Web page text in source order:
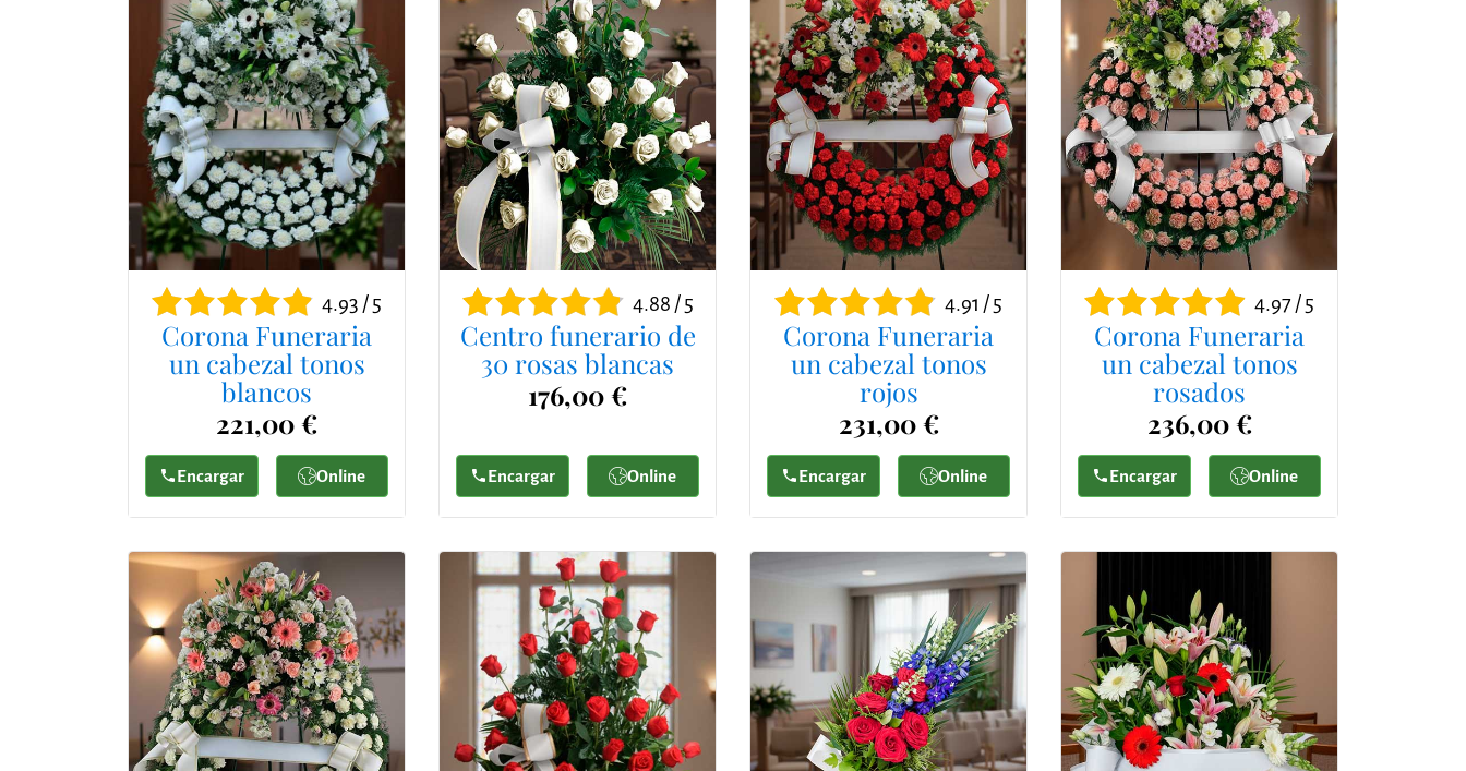
4.93 / 5
Corona Funeraria
un cabezal tonos
blancos
221,00 €
Encargar Online
4.88 / 5
Centro funerario de
30 rosas blancas
176,00 €
Encargar Online
4.91 / 5
Corona Funeraria
un cabezal tonos
rojos
231,00 €
Encargar Online
4.97 / 5
Corona Funeraria
un cabezal tonos
rosados
236,00 €
Encargar Online